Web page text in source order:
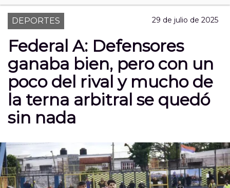
DEPORTES 29 de julio de 2025
Federal A: Defensores
ganaba bien, pero con un
poco del rival y mucho de
la terna arbitral se quedó
sin nada